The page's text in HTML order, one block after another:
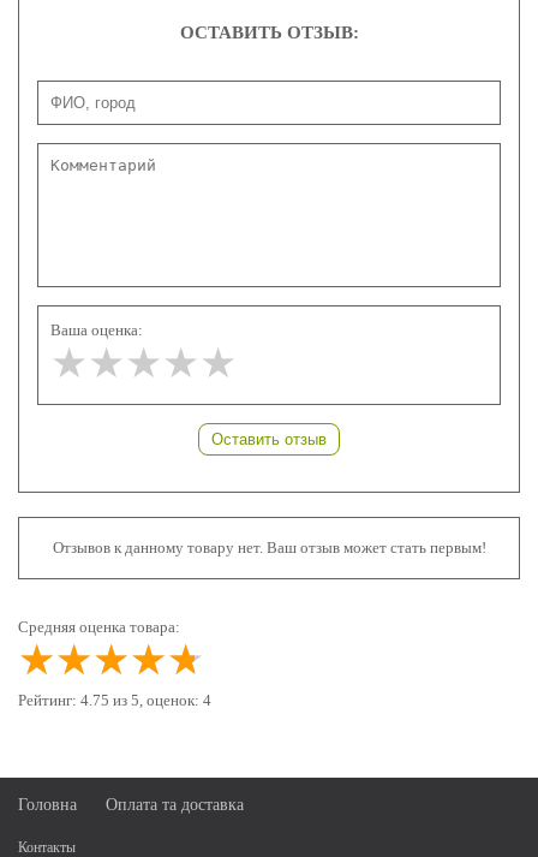
ОСТАВИТЬ ОТЗЫВ:
Ваша оценка:
★★★★★
★★★★★
★★★★★
Оставить отзыв
Отзывов к данному товару нет. Ваш отзыв может стать первым!
Средняя оценка товара:
★★★★★
★★★★★
★★★★★
Рейтинг: 4.75 из 5, оценок: 4
Головна Оплата та доставка
Контакты